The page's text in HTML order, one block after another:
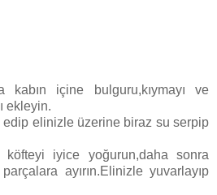
kabın içine bulguru,kıymayı ve
ekleyin.
edip elinizle üzerine biraz su serpip
iyice yoğurun,daha sonra
ayırın.Elinizle yuvarlayıp